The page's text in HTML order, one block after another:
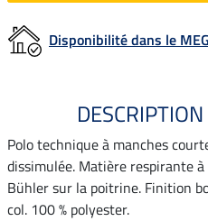
Disponibilité dans le
Polo technique à manches
dissimulée. Matière respirante
Bühler sur la poitrine. Finition
col. 100 % polyester.